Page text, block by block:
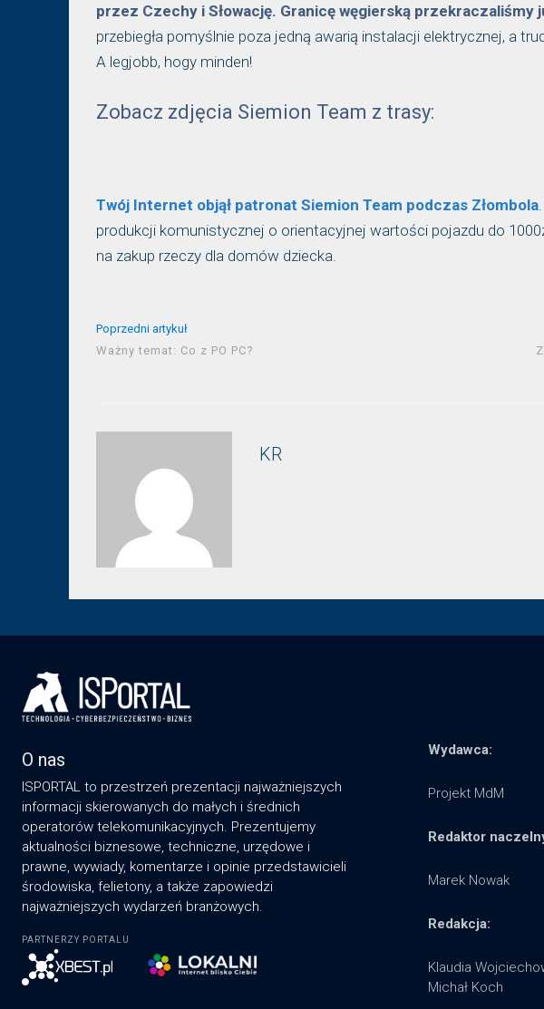
przez Czechy i Słowację. Granicę węgierską
przebiegła pomyślnie poza jedną awarią instalacji elektrycznej, a
A legjobb, hogy minden!
Zobacz zdjęcia Siemion Team z trasy:
Twój Internet objął patronat Siemion Team podczas Złombola
produkcji komunistycznej o orientacyjnej wartości pojazdu do
na zakup rzeczy dla domów dziecka.
Poprzedni artykuł
Ważny temat: Co z PO PC?
KR
O nas
ISPORTAL to przestrzeń prezentacji najważniejszych
informacji skierowanych do małych i średnich
operatorów telekomunikacyjnych. Prezentujemy
aktualności biznesowe, techniczne, urzędowe i
prawne, wywiady, komentarze i opinie przedstawicieli
środowiska, felietony, a także zapowiedzi
najważniejszych wydarzeń branżowych.
PARTNERZY PORTALU
Wydawca:
Projekt MdM
Redaktor
Marek Nowak
Redakcja:
Klaudia
Michał Koch